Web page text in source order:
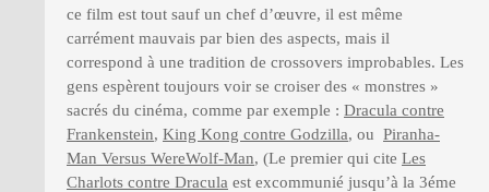
ce film est tout sauf un chef d’œuvre, il est même
carrément mauvais par bien des aspects, mais il
correspond à une tradition de crossovers improbables. Les
gens espèrent toujours voir se croiser des « monstres »
sacrés du cinéma, comme par exemple : Dracula contre
Frankenstein, King Kong contre Godzilla, ou Piranha-
Man Versus WereWolf-Man, (Le premier qui cite Les
Charlots contre Dracula est excommunié jusqu’à la 3éme